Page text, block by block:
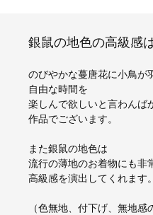
銀鼠の地色の高級感
のびやかな蔓唐花に小鳥が
自由な時間を
楽しんで欲しいと言わんば
作品でございます。
また銀鼠の地色は
流行の薄地のお着物にも非
高級感を演出してくれます。
（色無地、付下げ、無地感